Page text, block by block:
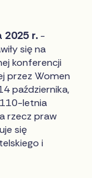
2025 r. -
się na
konferencji
przez Women
października,
letnia
rzecz praw
się
i